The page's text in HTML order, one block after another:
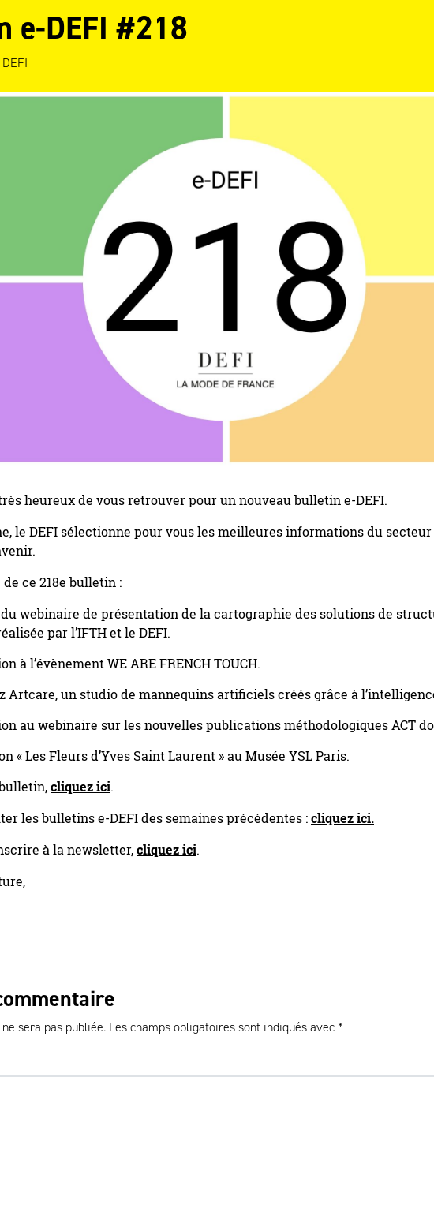
e-DEFI #218
DEFI
heureux de vous retrouver pour un nouveau bulletin e-DEFI.
le DEFI sélectionne pour vous les meilleures informations du
ce 218e bulletin :
webinaire de présentation de la cartographie des solutions de
par l’IFTH et le DEFI.
à l’évènement WE ARE FRENCH TOUCH.
Artcare, un studio de mannequins artificiels créés grâce à
au webinaire sur les nouvelles publications méthodologiques ACT
« Les Fleurs d’Yves Saint Laurent » au Musée YSL Paris.
cliquez ici.
les bulletins e-DEFI des semaines précédentes :cliquez ici.
à la newsletter,cliquez ici.
sera pas publiée. Les champs obligatoires sont indiqués avec *